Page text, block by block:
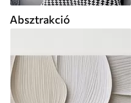
Absztrakció